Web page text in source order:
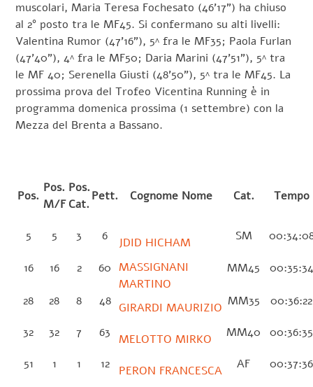
muscolari, Maria Teresa Fochesato (46’17”) ha chiuso
al 2° posto tra le MF45. Si confermano su alti livelli:
Valentina Rumor (47’16”), 5^ fra le MF35; Paola Furlan
(47’40”), 4^ fra le MF50; Daria Marini (47’51”), 5^ tra
le MF 40; Serenella Giusti (48’50”), 5^ tra le MF45. La
prossima prova del Trofeo Vicentina Running è in
programma domenica prossima (1 settembre) con la
Mezza del Brenta a Bassano.
Pos.
Pos.
M/F
Pos.
Cat.
Pett. Cognome Nome Cat. Tempo
5 5 3 6 JDID HICHAM SM
16 16 2 60 MASSIGNANI
MARTINO
MM45
28 28 8 48 GIRARDI MAURIZIO MM35
32 32 7 63 MELOTTO MIRKO MM40
51 1 1 12 PERON FRANCESCA AF